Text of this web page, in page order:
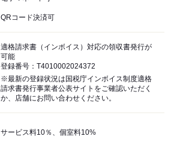
QRコード決済可
適格請求書（インボイス）対応の領収書発行が
可能
登録番号：T4010002024372
※最新の登録状況は国税庁インボイス制度適格
請求書発行事業者公表サイトをご確認いただく
か、店舗にお問い合わせください。
サービス料10％、個室料10%